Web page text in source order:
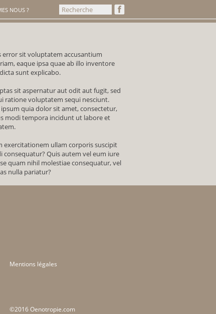
NOUS ?
error sit voluptatem accusantium
eaque ipsa quae ab illo inventore
sunt explicabo.
sit aspernatur aut odit aut fugit, sed
ratione voluptatem sequi nesciunt.
quia dolor sit amet, consectetur,
modi tempora incidunt ut labore et
exercitationem ullam corporis suscipit
Quis autem vel eum iure
quam nihil molestiae consequatur, vel
nulla pariatur?
Mentions légales
©2016 Oenotropie.com